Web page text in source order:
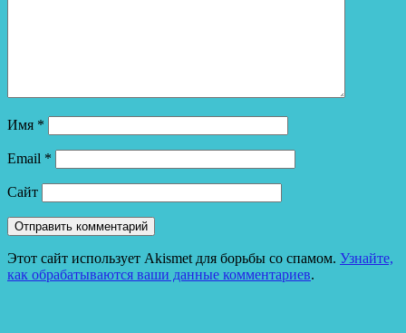
Имя *
Email *
Сайт
Этот сайт использует Akismet для борьбы со спамом. Узнайте,
как обрабатываются ваши данные комментариев.